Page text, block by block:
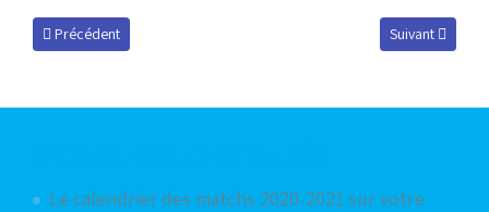
Article précédent : Daniel : « Le KCB fêtera ses 20 ans le 18 avril contre
Précédent Article suivant
Suivant
Le calendrier des matchs 2020-2021 sur votre